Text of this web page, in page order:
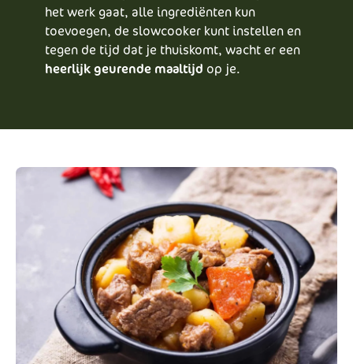
het werk gaat, alle ingrediënten kun
toevoegen, de slowcooker kunt instellen en
tegen de tijd dat je thuiskomt, wacht er een
heerlijk geurende maaltijd op je.